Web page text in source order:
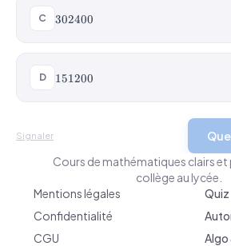
C 302400
302400
D 151200
151200
Signaler
Cours de mathématiques clairs
collège au lycée.
Mentions légales
Quiz
Confidentialité
CGU
Algo